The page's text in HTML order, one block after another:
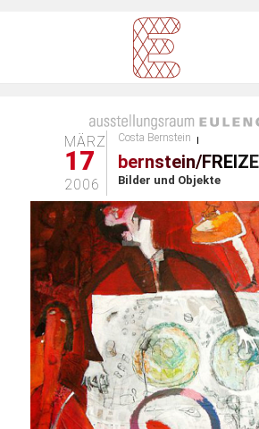
MÄRZ
17
2006
Costa Bernstein
bernstein/
Bilder und Objekte